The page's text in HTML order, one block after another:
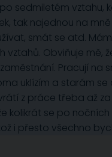
sedmiletém vztahu,
tak najednou na mně
smát se atd.
vztahů. Obviňuje mě,
Pracují na
uklízím a starám
z práce třeba až
kolikrát se po
i přesto všechno